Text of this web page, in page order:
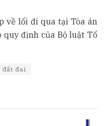
về lối đi qua tại Tòa án
quy định của Bộ luật Tố
đất đai